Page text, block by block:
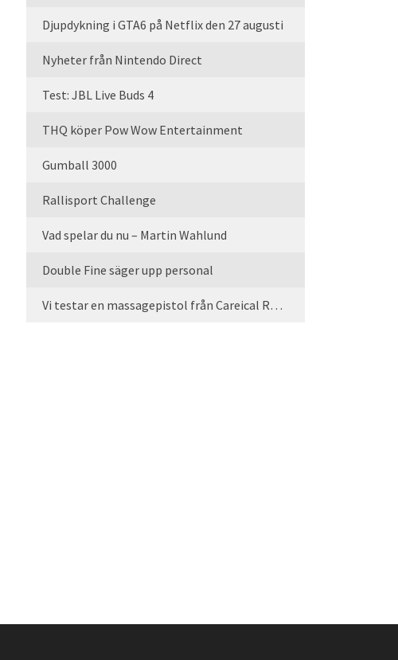
Djupdykning i GTA6 på Netflix den 27 augusti
Nyheter från Nintendo Direct
Test: JBL Live Buds 4
THQ köper Pow Wow Entertainment
Gumball 3000
Rallisport Challenge
Vad spelar du nu – Martin Wahlund
Double Fine säger upp personal
Vi testar en massagepistol från Careical Recovery